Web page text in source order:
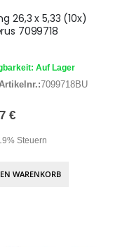
26,3 x 5,33 (10x)
7099718
Auf Lager
7099718BU
€
Steuern
WARENKORB